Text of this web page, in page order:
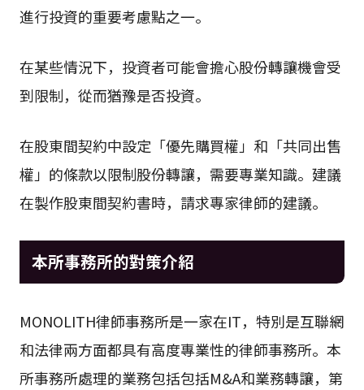
進行投資的重要考慮點之一。
在某些情況下，投資者可能會擔心股份轉讓機會受
到限制，從而猶豫是否投資。
在股東間契約中設定「優先購買權」和「共同出售
權」的條款以限制股份轉讓，需要專業知識。建議
在製作股東間契約書時，請求專家律師的建議。
本所事務所的對策介紹
MONOLITH律師事務所是一家在IT，特別是互聯網
和法律兩方面都具有高度專業性的律師事務所。本
所事務所處理的業務包括包括M&A和業務轉讓，第